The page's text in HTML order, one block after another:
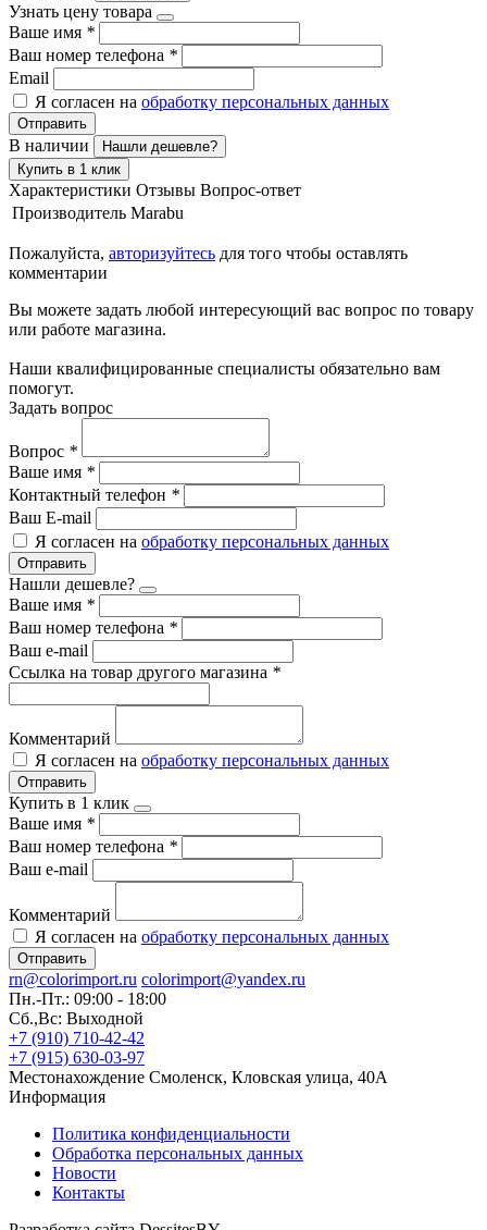
Узнать цену товара
Ваше имя *
Ваш номер телефона *
Email
Я согласен на обработку персональных данных
Отправить
В наличии
Нашли дешевле?
Купить в 1 клик
Характеристики Отзывы Вопрос-ответ
Производитель Marabu
Пожалуйста, авторизуйтесь для того чтобы оставлять
комментарии
Вы можете задать любой интересующий вас вопрос по товару
или работе магазина.
Наши квалифицированные специалисты обязательно вам
помогут.
Задать вопрос
Вопрос *
Ваше имя *
Контактный телефон *
Ваш E-mail
Я согласен на обработку персональных данных
Отправить
Нашли дешевле?
Ваше имя *
Ваш номер телефона *
Ваш e-mail
Ссылка на товар другого магазина *
Комментарий
Я согласен на обработку персональных данных
Отправить
Купить в 1 клик
Ваше имя *
Ваш номер телефона *
Ваш e-mail
Комментарий
Я согласен на обработку персональных данных
Отправить
rn@colorimport.ru colorimport@yandex.ru
Пн.-Пт.: 09:00 - 18:00
Сб.,Вс: Выходной
+7 (910) 710-42-42
+7 (915) 630-03-97
Местонахождение Смоленск, Кловская улица, 40А
Информация
Политика конфиденциальности
Обработка персональных данных
Новости
Контакты